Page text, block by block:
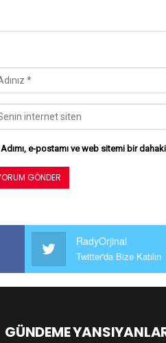
Adımı, e-postamı ve web sitemi bir
RadyOrjinal
Twitter'da Bize Katılın
GÜNDEME